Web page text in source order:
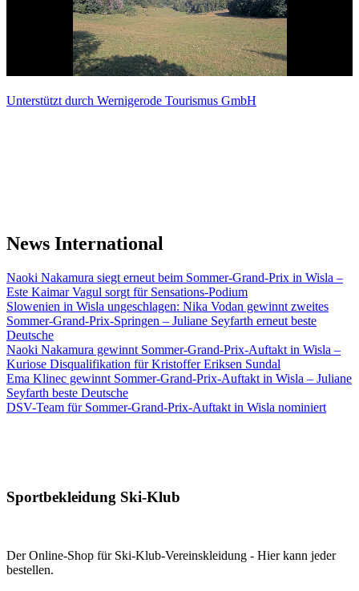
Unterstützt durch Wernigerode Tourismus GmbH
News International
Naoki Nakamura siegt erneut beim Sommer-Grand-Prix in Wisla –
Este Kaimar Vagul sorgt für Sensations-Podium
Slowenien in Wisla ungeschlagen: Nika Vodan gewinnt zweites
Sommer-Grand-Prix-Springen – Juliane Seyfarth erneut beste
Deutsche
Naoki Nakamura gewinnt Sommer-Grand-Prix-Auftakt in Wisla –
Kuriose Disqualifikation für Kristoffer Eriksen Sundal
Ema Klinec gewinnt Sommer-Grand-Prix-Auftakt in Wisla – Juliane
Seyfarth beste Deutsche
DSV-Team für Sommer-Grand-Prix-Auftakt in Wisla nominiert
Sportbekleidung Ski-Klub
Der Online-Shop für Ski-Klub-Vereinskleidung - Hier kann jeder
bestellen.